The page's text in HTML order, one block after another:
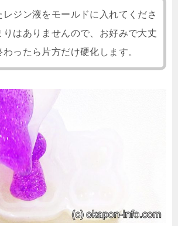
レジン液をモールドに入れてくださ
りはありませんので、お好みで大丈
ったら片方だけ硬化します。